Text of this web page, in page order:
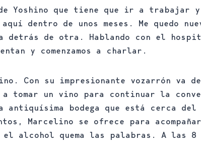
Yoshino que tiene que ir a trabajar
dentro de unos meses. Me quedo
detrás de otra. Hablando con el
y comenzamos a charlar.
Con su impresionante vozarrón va
tomar un vino para continuar la
bodega que está cerca del
Marcelino se ofrece para
alcohol quema las palabras. A las